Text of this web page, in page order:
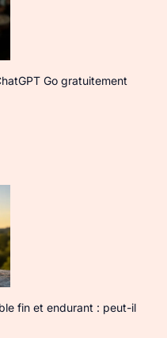
Go gratuitement
fin et endurant : peut-il